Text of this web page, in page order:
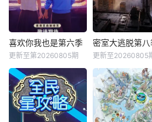
喜欢你我也是第六季
更新至第20260805期 更新至20260805